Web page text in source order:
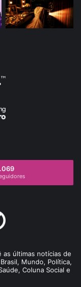
as últimas notícias de
Mundo, Política,
Coluna Social e